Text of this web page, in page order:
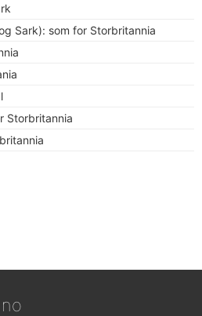
Sark): som for Storbritannia
Storbritannia